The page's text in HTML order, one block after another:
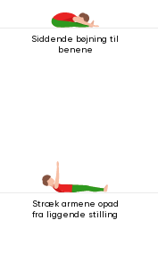
Siddende bøjning til
benene
Stræk armene opad
fra liggende stilling